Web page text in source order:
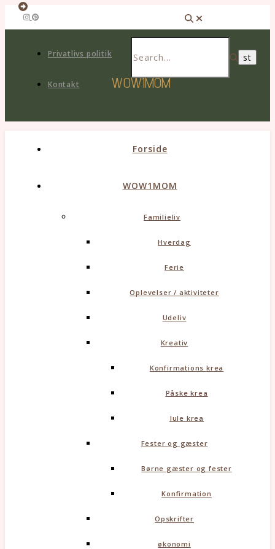
Privatlivs politik
Kontakt WOW1MOM
Forside
WOW1MOM
Familieliv
Hverdag
Ferie
Oplevelser / aktiviteter
Udeliv
Kreativ
Konfirmations krea
Påske krea
Jule krea
Fester og gæster
Børne gæster og fester
Konfirmation
Opskrifter
økonomi